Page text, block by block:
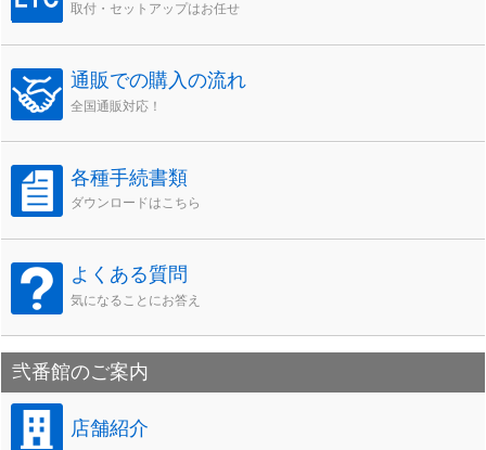
取付・セットアップはお任せ
通販での購入の流れ
全国通販対応！
各種手続書類
ダウンロードはこちら
よくある質問
気になることにお答え
弐番館のご案内
店舗紹介